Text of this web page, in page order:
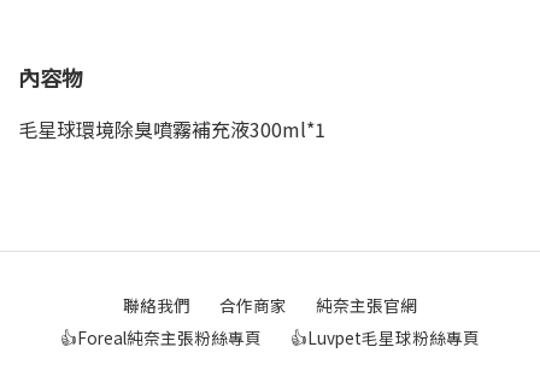
內容物
毛星球環境除臭噴霧補充液300ml*1
聯絡我們 合作商家
純奈主張官網
👍Foreal純奈主張粉絲專頁
👍Luvpet毛星球粉絲專頁